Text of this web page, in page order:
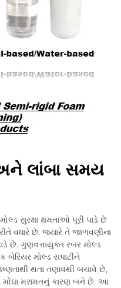
લાંબા સમય
સુરક્ષા ક્ષમતાઓ પૂરી પાડે છે
વધારે છે, જ્યારે તે જાળવણીના
છે. ગુણવત્તાયુક્ત રબર મોલ્ડ
બેરિયર મોલ્ડ સપાટીને
થતા તણાવથી બચાવે છે,
મોંઘા મરામતનું કારણ બને છે. આ